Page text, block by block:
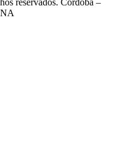
reservados. Córdoba –